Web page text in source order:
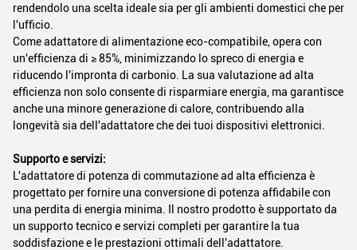
rendendolo una scelta ideale sia per gli ambienti domestici che per
l'ufficio.
Come adattatore di alimentazione eco-compatibile, opera con
un'efficienza di ≥ 85%, minimizzando lo spreco di energia e
riducendo l'impronta di carbonio. La sua valutazione ad alta
efficienza non solo consente di risparmiare energia, ma garantisce
anche una minore generazione di calore, contribuendo alla
longevità sia dell'adattatore che dei tuoi dispositivi elettronici.
Supporto e servizi:
L'adattatore di potenza di commutazione ad alta efficienza è
progettato per fornire una conversione di potenza affidabile con
una perdita di energia minima. Il nostro prodotto è supportato da
un supporto tecnico e servizi completi per garantire la tua
soddisfazione e le prestazioni ottimali dell'adattatore.